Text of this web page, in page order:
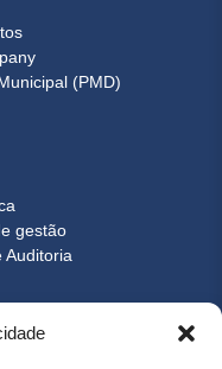
(PMD)
gestão
Auditoria